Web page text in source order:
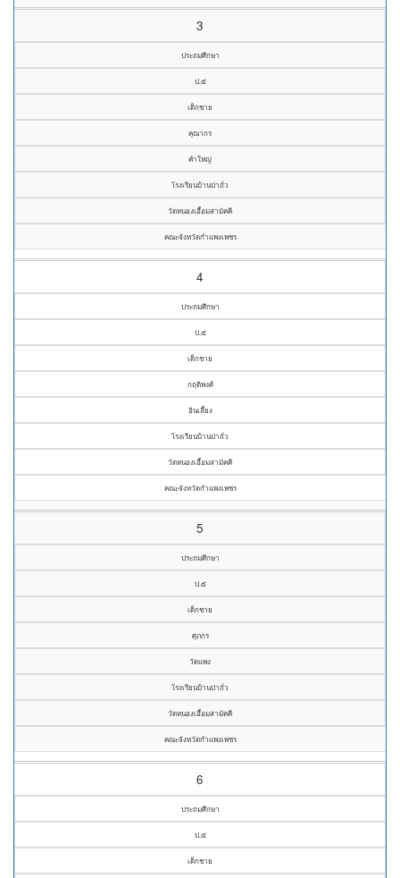
3
ประถมศึกษา
ป.๕
เด็กชาย
คุณากร
คำใหญ่
โรงเรียนบ้านป่าถั่ว
วัดหนองเอื้อมสามัคคี
คณะจังหวัดกำแพงเพชร
4
ประถมศึกษา
ป.๕
เด็กชาย
กฤติพงศ์
อินเลี้ยง
โรงเรียนบ้านป่าถั่ว
วัดหนองเอื้อมสามัคคี
คณะจังหวัดกำแพงเพชร
5
ประถมศึกษา
ป.๕
เด็กชาย
ศุภกร
วัดแพง
โรงเรียนบ้านป่าถั่ว
วัดหนองเอื้อมสามัคคี
คณะจังหวัดกำแพงเพชร
6
ประถมศึกษา
ป.๕
เด็กชาย